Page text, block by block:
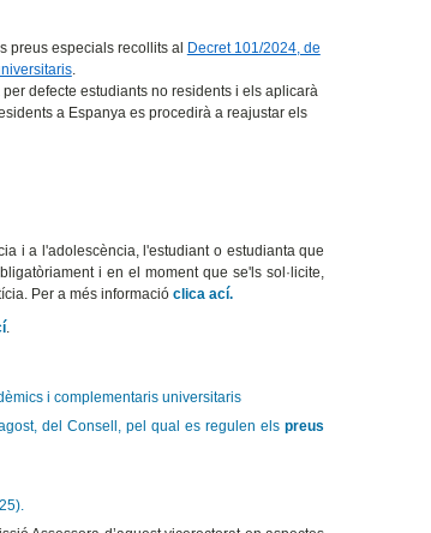
preus especials recollits al Decret 101/2024, de
.
defecte estudiants no residents i els aplicarà
a Espanya es procedirà a reajustar els
i a l'adolescència, l'estudiant o estudianta que
i en el moment que se'ls sol·licite,
Per a més informació clica ací.
.
i complementaris universitaris
del Consell, pel qual es regulen elspreus